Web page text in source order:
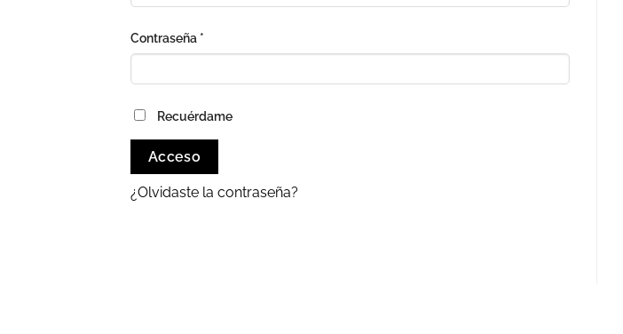
Contraseña *
Recuérdame
Acceso
¿Olvidaste la contraseña?